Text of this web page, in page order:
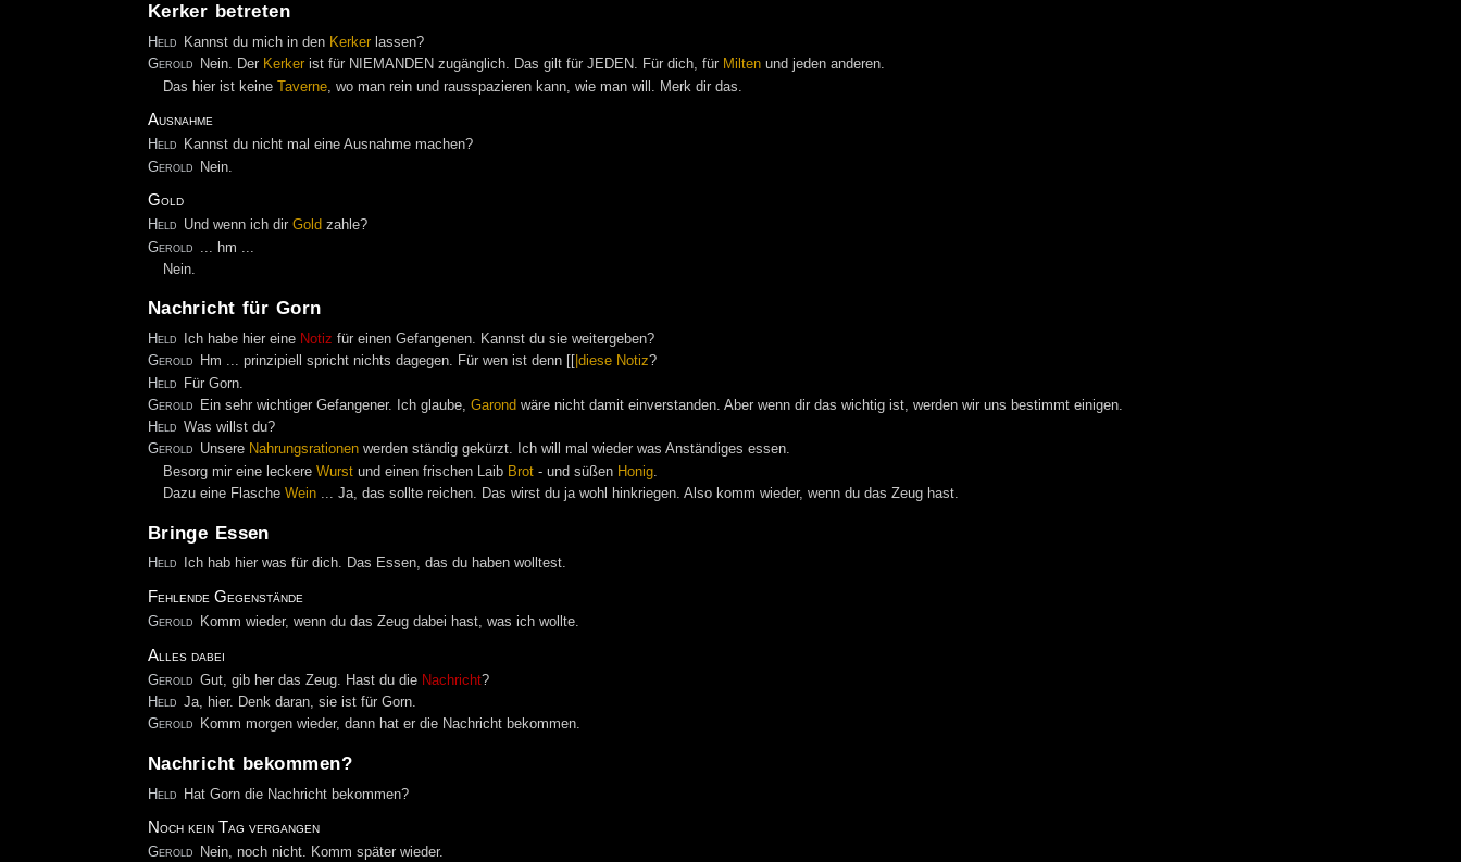
Kerker betreten
Held Kannst du mich in den Kerker lassen?
Gerold
Nein. Der Kerker ist für NIEMANDEN zugänglich. Das gilt für JEDEN. Für dich, für Milten und jeden anderen.
Das hier ist keine Taverne, wo man rein und rausspazieren kann, wie man will. Merk dir das.
Ausnahme
Held
Kannst du nicht mal eine Ausnahme machen?
Gerold
Nein.
Gold
Held Und wenn ich dirGold zahle?
Gerold
... hm ...
Nein.
Nachricht für Gorn
Held Ich habe hier eine Notiz für einen Gefangenen. Kannst du sie weitergeben?
Gerold
Hm ... prinzipiell spricht nichts dagegen. Für wen ist denn [[ |diese Notiz?
Held
Für Gorn.
Gerold
Ein sehr wichtiger Gefangener. Ich glaube,Garond wäre nicht damit einverstanden. Aber wenn dir das wichtig ist, werden wir uns bestimmt einigen.
Held Was willst du?
Gerold Unsere Nahrungsrationen werden ständig gekürzt. Ich will mal wieder was Anständiges essen.
Besorg mir eine leckere Wurstund einen frischen Laib Brot- und süßen Honig.
Dazu eine Flasche Wein... Ja, das sollte reichen. Das wirst du ja wohl hinkriegen. Also komm wieder, wenn du das Zeug hast.
Bringe Essen
Held Ich hab hier was für dich. Das Essen, das du haben wolltest.
Fehlende Gegenstände
Gerold Komm wieder, wenn du das Zeug dabei hast, was ich wollte.
Alles dabei
Gerold Gut, gib her das Zeug. Hast du die Nachricht?
Held Ja, hier. Denk daran, sie ist für Gorn.
Gerold
Komm morgen wieder, dann hat er die Nachricht bekommen.
Nachricht bekommen?
Held Hat Gorn die Nachricht bekommen?
Noch kein Tag vergangen
Gerold Nein, noch nicht. Komm später wieder.